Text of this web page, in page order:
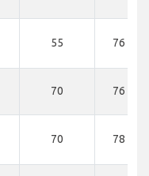
55 76 KM
70 76 KM
70 78 KM